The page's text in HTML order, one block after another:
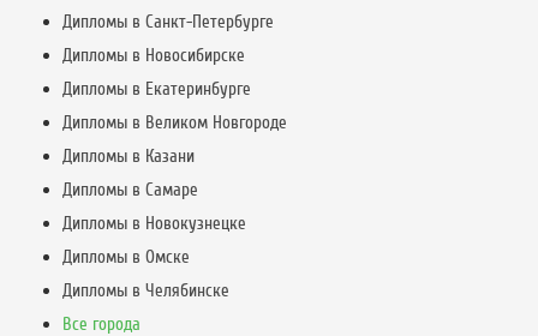
Дипломы в Санкт-Петербурге
Дипломы в Новосибирске
Дипломы в Екатеринбурге
Дипломы в Великом Новгороде
Дипломы в Казани
Дипломы в Самаре
Дипломы в Новокузнецке
Дипломы в Омске
Дипломы в Челябинске
Все города